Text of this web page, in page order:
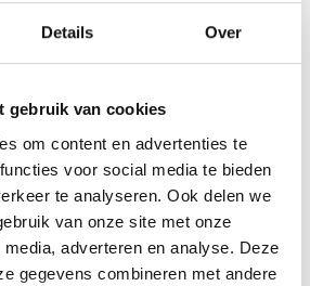
Details Over
gebruik van cookies
om content en advertenties te
voor social media te bieden
te analyseren. Ook delen we
van onze site met onze
adverteren en analyse. Deze
gegevens combineren met andere
CHICKEN